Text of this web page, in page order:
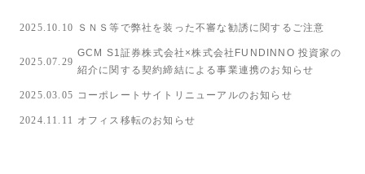
2025.10.10 ＳＮＳ等で弊社を装った不審な勧誘に関するご注意
2025.07.29
GCM S1証券株式会社×株式会社FUNDINNO 投資家の
紹介に関する契約締結による事業連携のお知らせ
2025.03.05 コーポレートサイトリニューアルのお知らせ
2024.11.11 オフィス移転のお知らせ